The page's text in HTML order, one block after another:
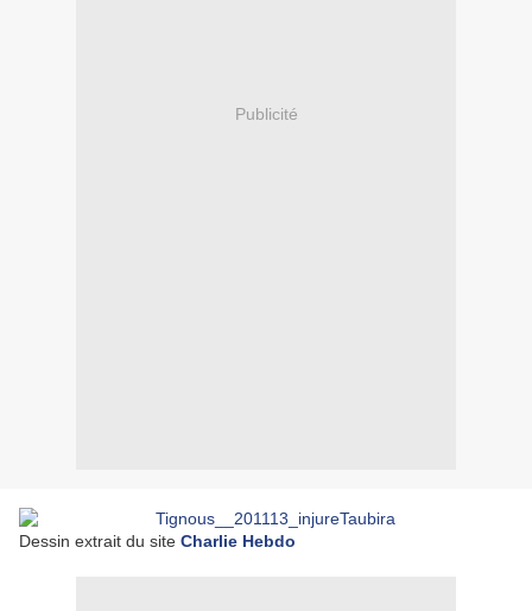
Publicité
Dessin extrait du site Charlie Hebdo